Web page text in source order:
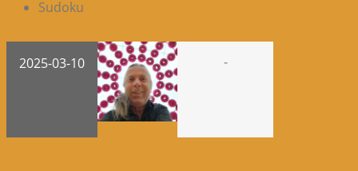
Sudoku
2025-03-10 -